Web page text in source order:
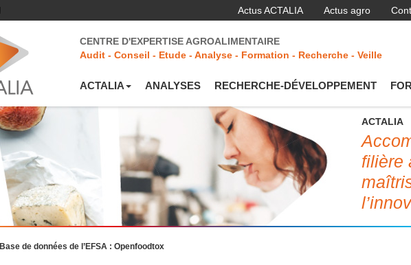
Actus ACTALIA Actus agro
CENTRE D'EXPERTISE AGROALIMENTAIRE
Audit - Conseil - Etude - Analyse - Formation - Recherche - Veille
ACTALIA ANALYSES RECHERCHE-DÉVELOPPEMENT
ACTALIA
filière
Base de données de l’EFSA : Openfoodtox